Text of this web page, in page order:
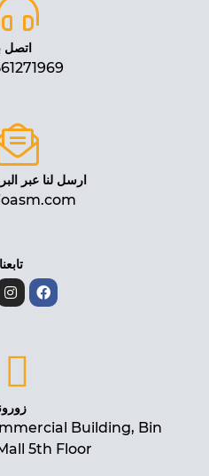
اتصل
ارسل لنا عبر
تابعنا
Building, Bin
5th Floor.